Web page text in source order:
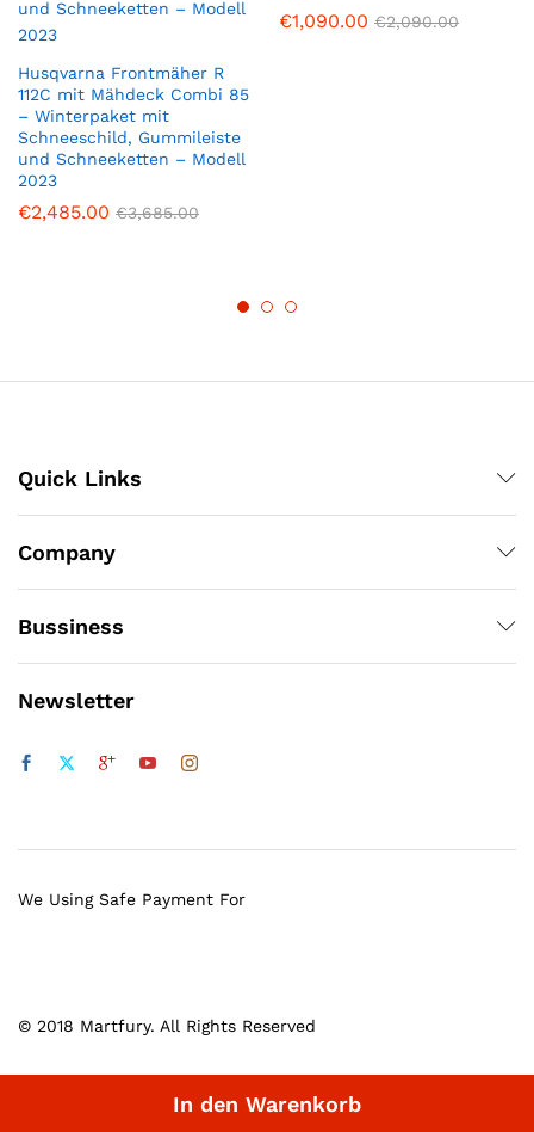
In den Warenkorb
Husqvarna Frontmäher R
112C mit Mähdeck Combi 85
– Winterpaket mit
Schneeschild, Gummileiste
und Schneeketten – Modell
2023
€2,485.00 €3,685.00
€1,090.00 €2,090.00
Quick Links
Company
Bussiness
Newsletter
© 2018 Martfury. All Rights Reserved
We Using Safe Payment For